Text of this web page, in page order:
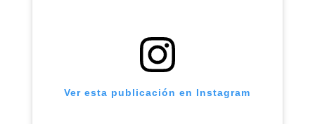
Ver esta publicación en Instagram